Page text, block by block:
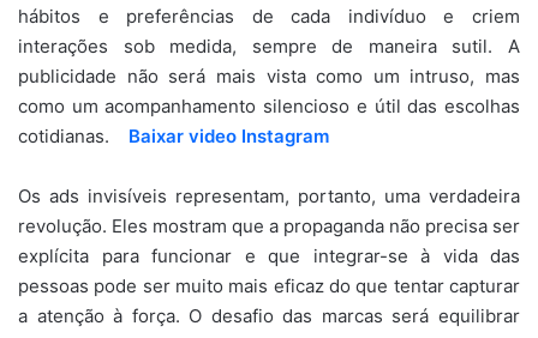
hábitos e preferências de cada indivíduo e criem
interações sob medida, sempre de maneira sutil. A
publicidade não será mais vista como um intruso, mas
como um acompanhamento silencioso e útil das escolhas
cotidianas. Baixar video Instagram
Os ads invisíveis representam, portanto, uma verdadeira
revolução. Eles mostram que a propaganda não precisa ser
explícita para funcionar e que integrar-se à vida das
pessoas pode ser muito mais eficaz do que tentar capturar
a atenção à força. O desafio das marcas será equilibrar